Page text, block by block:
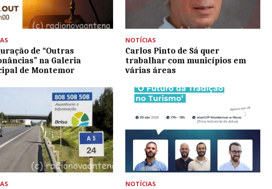
de “Outras
na Galeria
de Montemor
NOTÍCIAS
Carlos Pinto de Sá quer
trabalhar com municípios em
várias áreas
NOTÍCIAS